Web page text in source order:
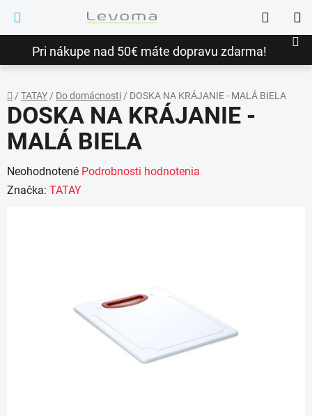
obsah
Pri nákupe nad 50€ máte dopravu zdarma!
Hľadať
Domov
/ TATAY/ Do domácnosti/ DOSKA NA KRÁJANIE - MALÁ BIELA
DOSKA NA KRÁJANIE -
MALÁ BIELA
Priemerné
hodnotenie
Neohodnotené Podrobnosti hodnotenia
Značka: TATAY